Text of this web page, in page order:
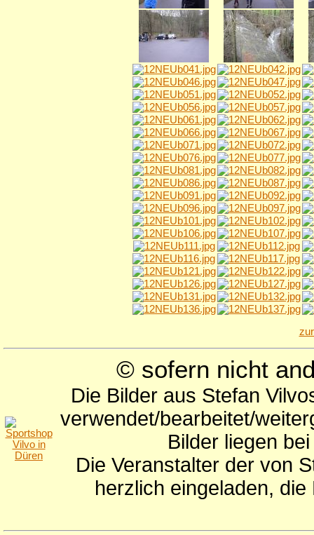
© sofern nicht
Die Bilder aus Stefan
verwendet/bearbeitet/
Bilder liegen
Die Veranstalter der von
herzlich eingeladen,